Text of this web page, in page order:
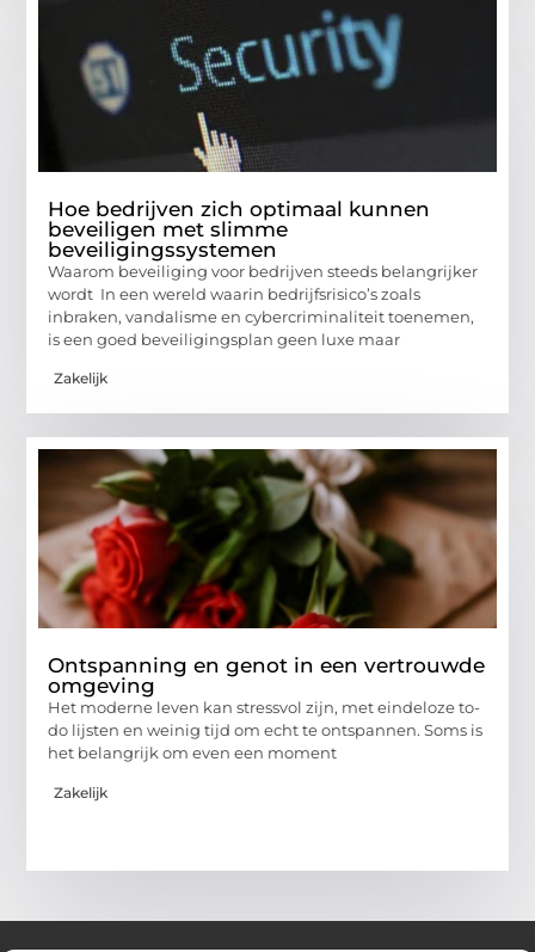
Hoe bedrijven zich optimaal kunnen
beveiligen met slimme
beveiligingssystemen
Waarom beveiliging voor bedrijven steeds belangrijker
wordt In een wereld waarin bedrijfsrisico’s zoals
inbraken, vandalisme en cybercriminaliteit toenemen,
is een goed beveiligingsplan geen luxe maar
Zakelijk
Ontspanning en genot in een vertrouwde
omgeving
Het moderne leven kan stressvol zijn, met eindeloze to-
do lijsten en weinig tijd om echt te ontspannen. Soms is
het belangrijk om even een moment
Zakelijk